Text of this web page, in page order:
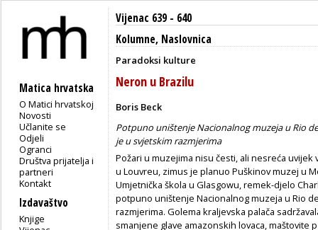
Matica hrvatska
O Matici hrvatskoj
Novosti
Učlanite se
Odjeli
Ogranci
Društva prijatelja i
partneri
Kontakt
Izdavaštvo
Knjige
Vijenac 639 - 640
Kolumne, Naslovnica
Paradoksi kulture
Neron u Brazilu
Boris Beck
Potpuno uništenje Nacionalnog muzeja u Rio
je u svjetskim razmjerima
Požari u muzejima nisu česti, ali nesreća
u Louvreu, zimus je planuo Puškinov muzej u
Umjetnička škola u Glasgowu, remek-djelo
potpuno uništenje Nacionalnog muzeja u Rio
razmjerima. Golema kraljevska palača
smanjene glave amazonskih lovaca, maštovite